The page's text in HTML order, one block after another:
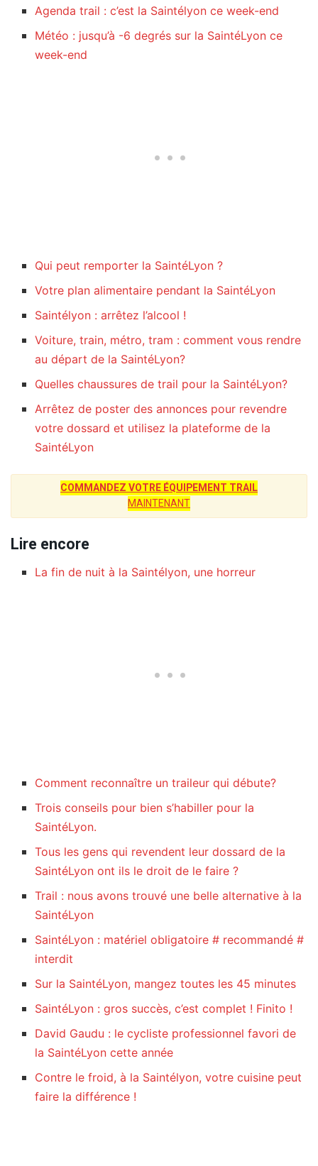
Agenda trail : c’est la Saintélyon ce week-end
Météo : jusqu’à -6 degrés sur la SaintéLyon ce
week-end
Qui peut remporter la SaintéLyon ?
Votre plan alimentaire pendant la SaintéLyon
Saintélyon : arrêtez l’alcool !
Voiture, train, métro, tram : comment vous rendre
au départ de la SaintéLyon?
Quelles chaussures de trail pour la SaintéLyon?
Arrêtez de poster des annonces pour revendre
votre dossard et utilisez la plateforme de la
SaintéLyon
COMMANDEZ VOTRE ÉQUIPEMENT TRAIL
MAINTENANT
Lire encore
La fin de nuit à la Saintélyon, une horreur
Comment reconnaître un traileur qui débute?
Trois conseils pour bien s’habiller pour la
SaintéLyon.
Tous les gens qui revendent leur dossard de la
SaintéLyon ont ils le droit de le faire ?
Trail : nous avons trouvé une belle alternative à la
SaintéLyon
SaintéLyon : matériel obligatoire # recommandé #
interdit
Sur la SaintéLyon, mangez toutes les 45 minutes
SaintéLyon : gros succès, c’est complet ! Finito !
David Gaudu : le cycliste professionnel favori de
la SaintéLyon cette année
Contre le froid, à la Saintélyon, votre cuisine peut
faire la différence !